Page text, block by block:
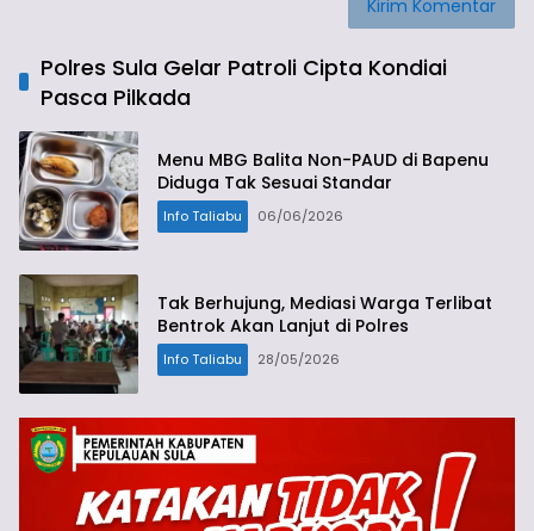
Polres Sula Gelar Patroli Cipta Kondiai
Pasca Pilkada
Menu MBG Balita Non-PAUD di Bapenu
Diduga Tak Sesuai Standar
Info Taliabu 06/06/2026
Tak Berhujung, Mediasi Warga Terlibat
Bentrok Akan Lanjut di Polres
Info Taliabu 28/05/2026